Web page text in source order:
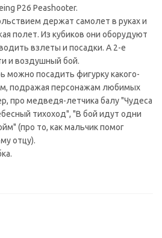
P26 Peashooter.
держат самолет в руках и
полет. Из кубиков они оборудуют
взлеты и посадки. А 2-е
и воздушный бой.
можно посадить фигурку какого-
подражая персонажам любимых
про медведя-летчика балу "Чудеса
тихоход", "В бой идут одни
(про то, как мальчик помог
отцу).